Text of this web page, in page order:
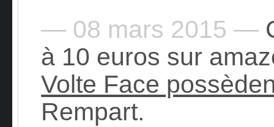
— 08 mars 2015 —
à 10 euros sur
Volte Face
Rempart.